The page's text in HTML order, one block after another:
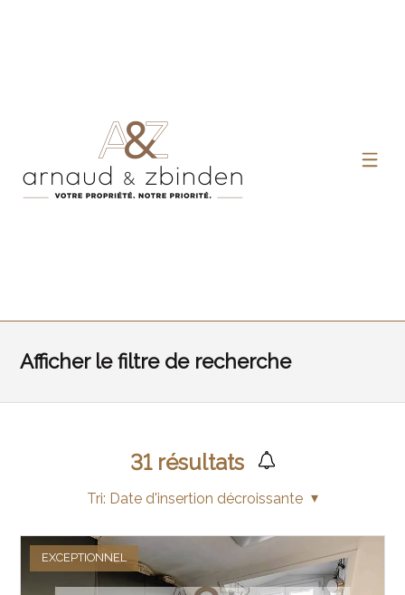
Afficher le filtre de recherche
31résultats
Tri: Date d'insertion décroissante
EXCEPTIONNEL